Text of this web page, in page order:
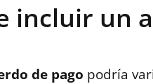
incluir un
de pago podría